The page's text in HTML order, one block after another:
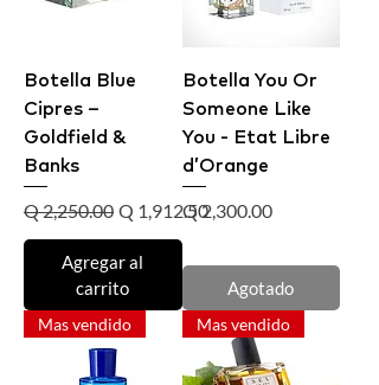
Botella Blue
Cipres –
Goldfield &
Banks
Precio
Q 2,250.00 Precio de oferta
Q 1,912.50
Agregar al
carrito
Botella You Or
Someone Like
You - Etat Libre
d’Orange
Precio
Q 2,300.00
Agotado
Mas vendido Mas vendido